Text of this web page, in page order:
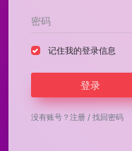
记住我的登录信息
登录
没有账号？ 注册 / 找回密码